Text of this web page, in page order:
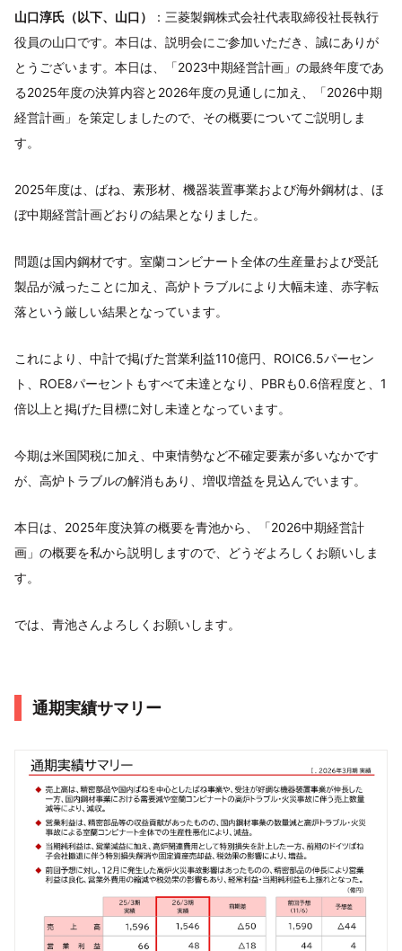
山口淳氏（以下、山口）
：三菱製鋼株式会社代表取締役社長執行
役員の山口です。本日は、説明会にご参加いただき、誠にありが
とうございます。本日は、「2023中期経営計画」の最終年度であ
る2025年度の決算内容と2026年度の見通しに加え、「2026中期
経営計画」を策定しましたので、その概要についてご説明しま
す。
2025年度は、ばね、素形材、機器装置事業および海外鋼材は、ほ
ぼ中期経営計画どおりの結果となりました。
問題は国内鋼材です。室蘭コンビナート全体の生産量および受託
製品が減ったことに加え、高炉トラブルにより大幅未達、赤字転
落という厳しい結果となっています。
これにより、中計で掲げた営業利益110億円、ROIC6.5パーセン
ト、ROE8パーセントもすべて未達となり、PBRも0.6倍程度と、1
倍以上と掲げた目標に対し未達となっています。
今期は米国関税に加え、中東情勢など不確定要素が多いなかです
が、高炉トラブルの解消もあり、増収増益を見込んでいます。
本日は、2025年度決算の概要を青池から、「2026中期経営計
画」の概要を私から説明しますので、どうぞよろしくお願いしま
す。
では、青池さんよろしくお願いします。
通期実績サマリー